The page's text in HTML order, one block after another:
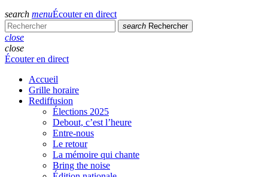
search menuÉcouter en direct
search Rechercher
close
close
Écouter en direct
Accueil
Grille horaire
Rediffusion
Élections 2025
Debout, c’est l’heure
Entre-nous
Le retour
La mémoire qui chante
Bring the noise